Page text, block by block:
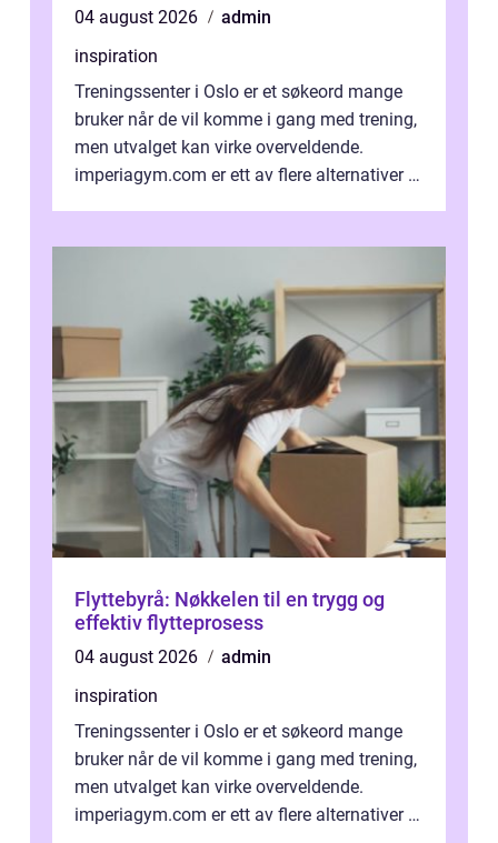
04 august 2026
admin
inspiration
Treningssenter i Oslo er et søkeord mange
bruker når de vil komme i gang med trening,
men utvalget kan virke overveldende.
imperiagym.com er ett av flere alternativer i
Flyttebyrå: Nøkkelen til en trygg og
effektiv flytteprosess
04 august 2026
admin
inspiration
Treningssenter i Oslo er et søkeord mange
bruker når de vil komme i gang med trening,
men utvalget kan virke overveldende.
imperiagym.com er ett av flere alternativer i